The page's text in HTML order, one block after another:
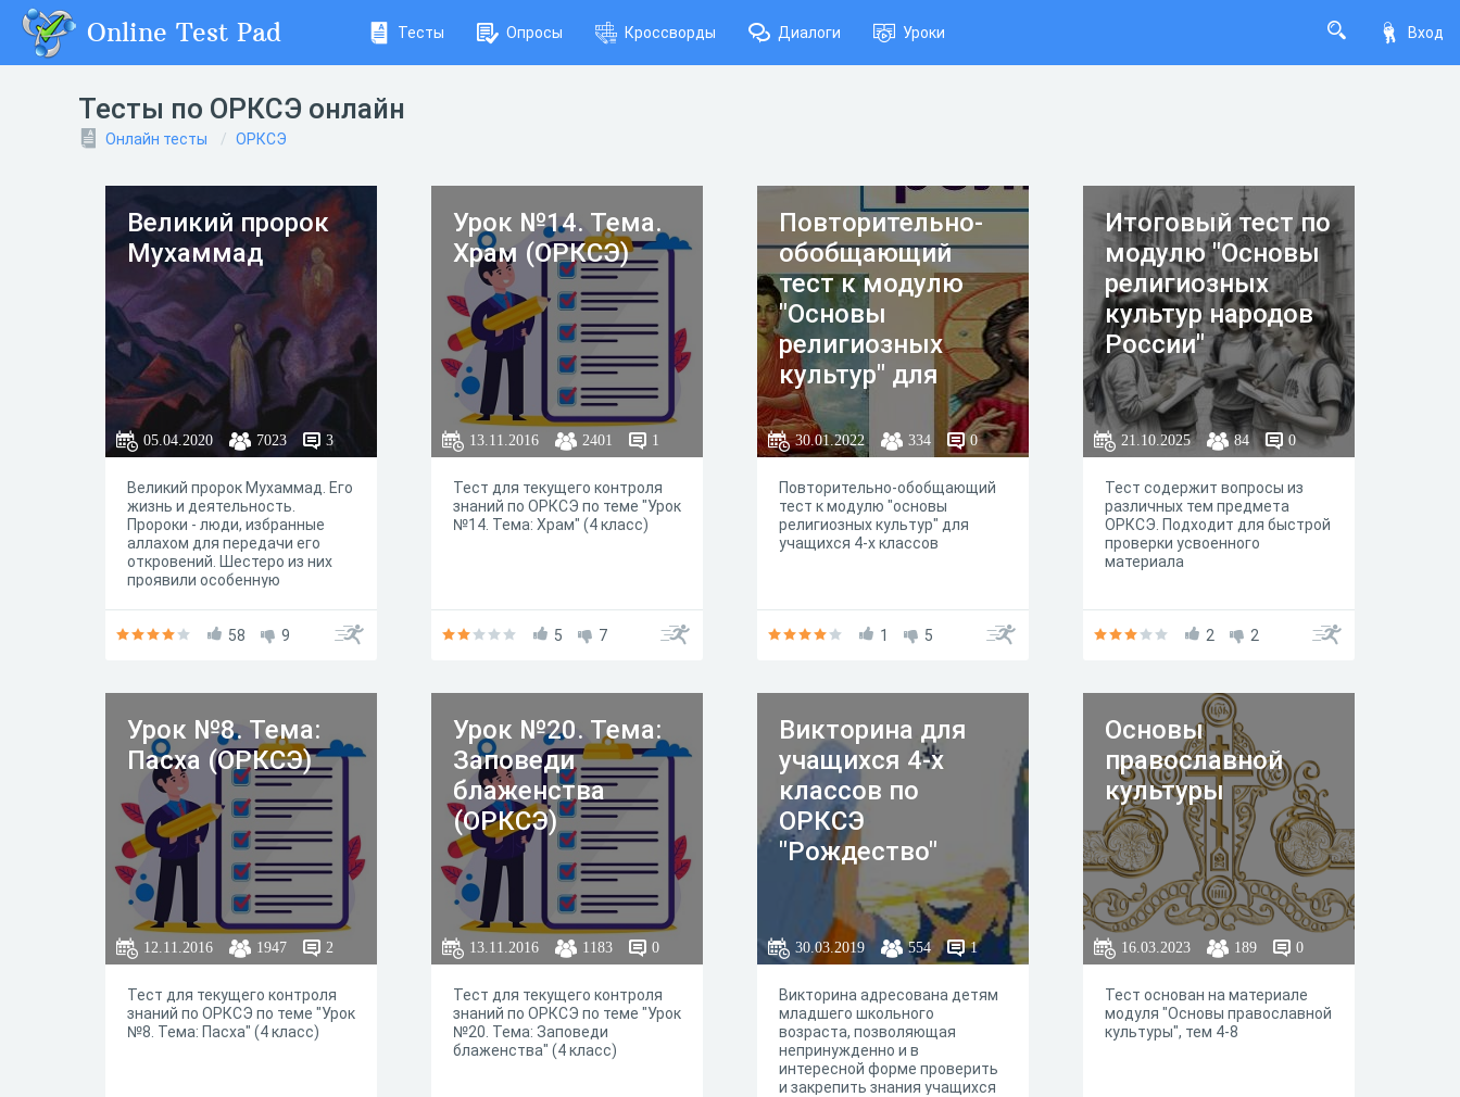
Вход
Online Test Pad Тесты Опросы Кроссворды Диалоги Уроки
Тесты по ОРКСЭ онлайн
Онлайн тесты ОРКСЭ
Великий пророк
Мухаммад
05.04.2020 7023 3
Великий пророк Мухаммад. Его
жизнь и деятельность.
Пророки - люди, избранные
аллахом для передачи его
откровений. Шестеро из них
проявили особенную
является Мухаммад. Только
записанное в Коране и
Священным Писанием
58 9
Урок №14. Тема.
Храм (ОРКСЭ)
13.11.2016 2401 1
Тест для текущего контроля
знаний по ОРКСЭ по теме "Урок
№14. Тема: Храм" (4 класс)
5 7
Повторительно-
обобщающий
тест к модулю
"Основы
религиозных
культур" для
учащихся 4-х
классов
30.01.2022 334 0
Повторительно-обобщающий
тест к модулю "основы
религиозных культур" для
учащихся 4-х классов
1 5
Итоговый тест по
модулю "Основы
религиозных
культур народов
России"
21.10.2025 84 0
Тест содержит вопросы из
различных тем предмета
ОРКСЭ. Подходит для быстрой
проверки усвоенного
материала
2 2
Урок №8. Тема:
Пасха (ОРКСЭ)
12.11.2016 1947 2
Тест для текущего контроля
знаний по ОРКСЭ по теме "Урок
№8. Тема: Пасха" (4 класс)
Урок №20. Тема:
Заповеди
блаженства
(ОРКСЭ)
13.11.2016 1183 0
Тест для текущего контроля
знаний по ОРКСЭ по теме "Урок
№20. Тема: Заповеди
блаженства" (4 класс)
Викторина для
учащихся 4-х
классов по
ОРКСЭ
"Рождество"
30.03.2019 554 1
Викторина адресована детям
младшего школьного
возраста, позволяющая
непринужденно и в
интересной форме проверить
и закрепить знания учащихся
Основы
православной
культуры
16.03.2023 189 0
Тест основан на материале
модуля "Основы православной
культуры", тем 4-8